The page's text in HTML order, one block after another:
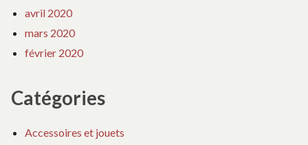
avril 2020
mars 2020
février 2020
Catégories
Accessoires et jouets